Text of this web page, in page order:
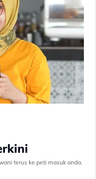
terus ke peti masuk anda.